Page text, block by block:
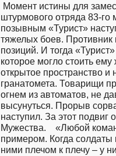
штурмового отряда 83-го
позывным «Турист»
тяжелых боев.
позиций. И тогда
которое могло стоить
открытое пространство и
гранатомета. Товарищи
огнем из автоматов, не
высунуться. Прорыв
наступил. За этот подвиг
Мужества.    «Любой
примером. Когда солдаты
ними плечом к плечу – у